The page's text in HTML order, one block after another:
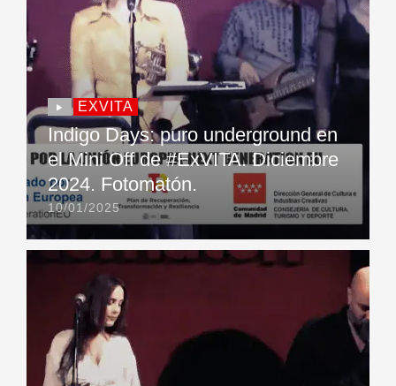
EXVITA
Indigo Days: puro underground en
el Mini Off de #ExVITA. Diciembre
2024. Fotomatón.
10/01/2025